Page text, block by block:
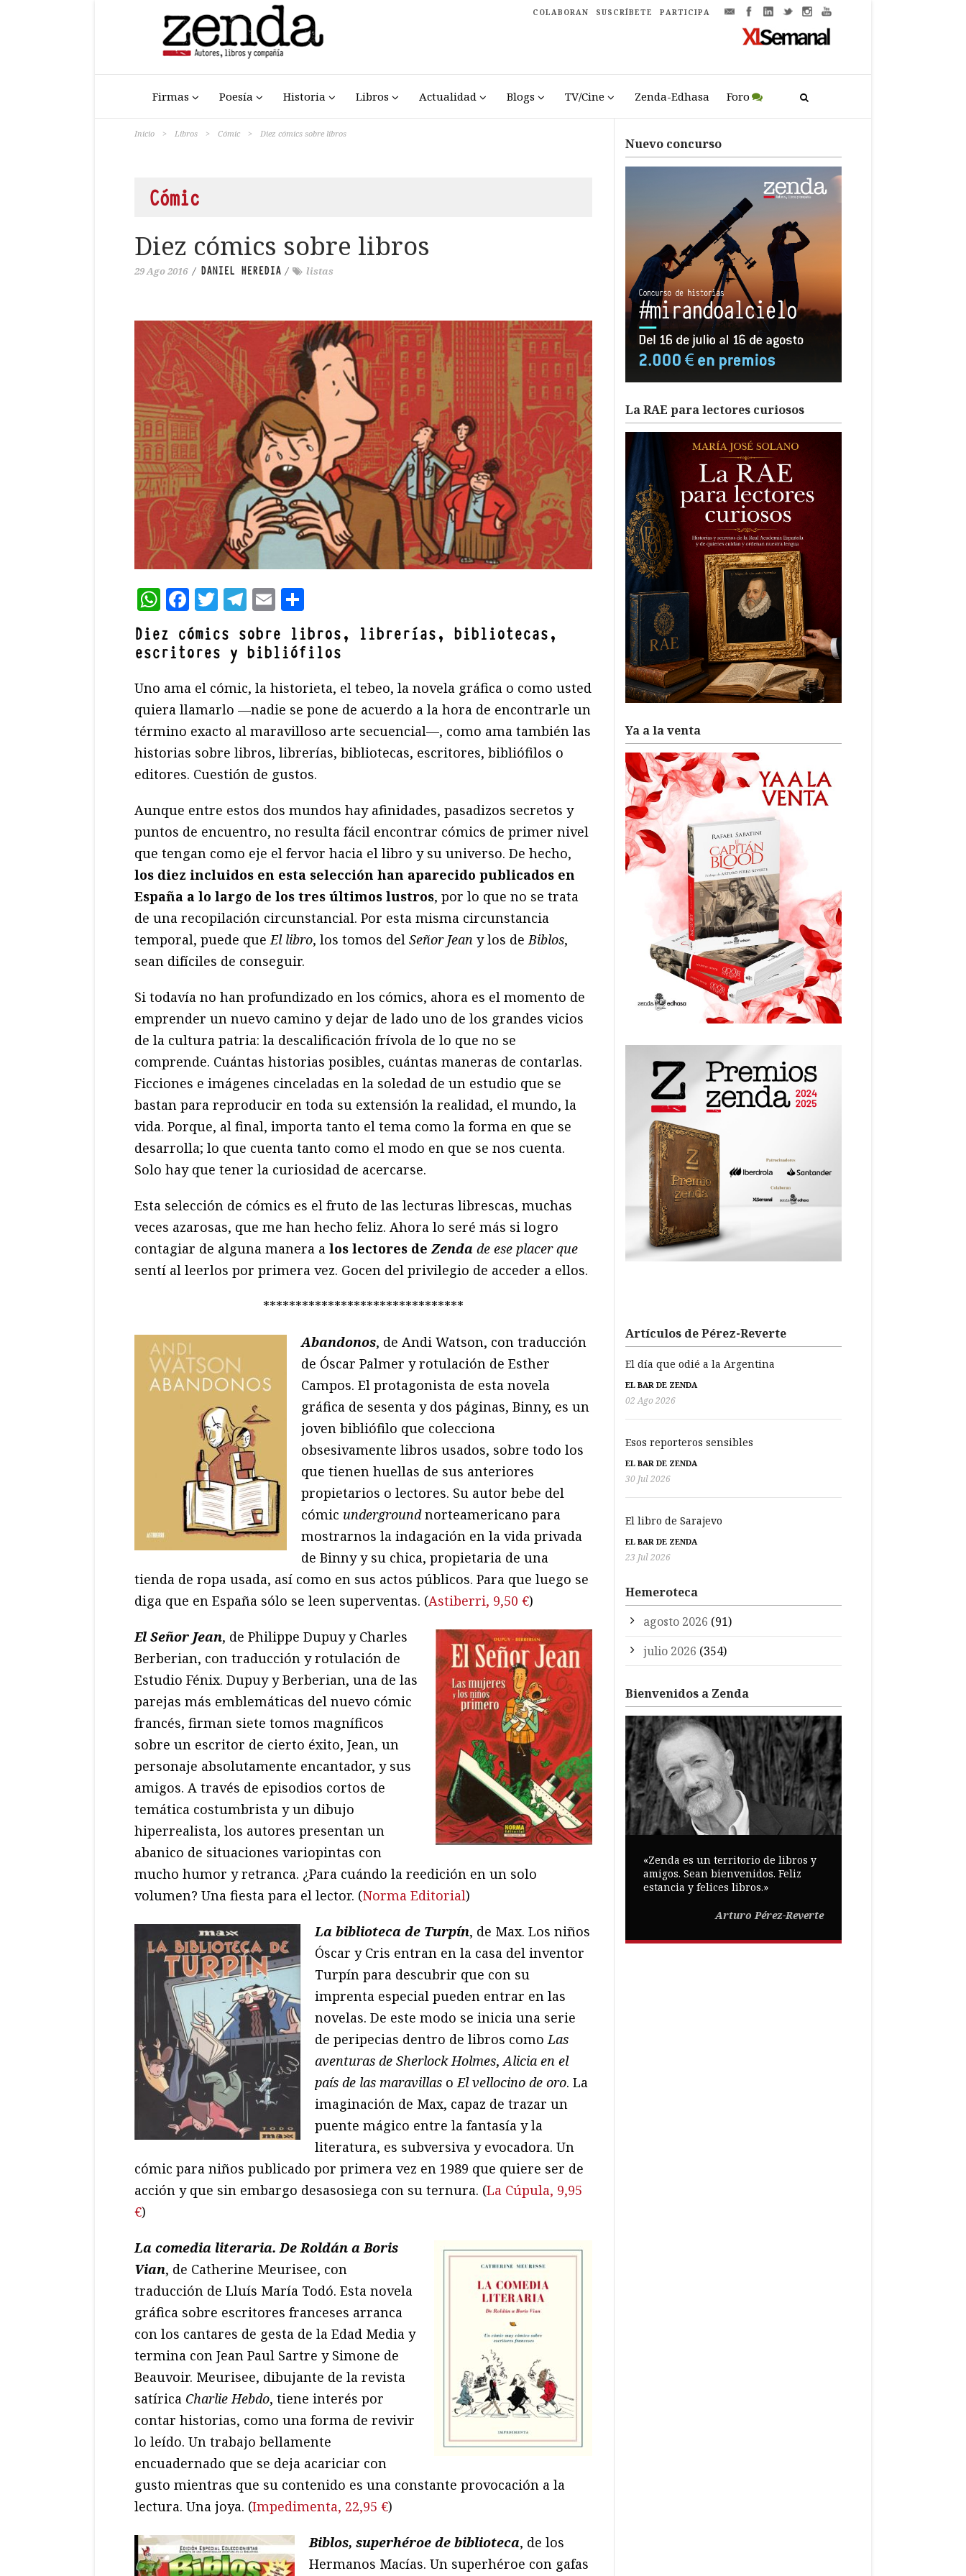
COLABORAN SUSCRÍBETE PARTICIPA
Firmas Poesía Historia Libros Actualidad Blogs TV/Cine Zenda-Edhasa Foro
Inicio > Libros > Cómic > Diez cómics sobre libros
Cómic
Diez cómics sobre libros
29 Ago 2016 / DANIEL HEREDIA / listas
WhatsApp
Facebook
Twitter
Telegram
Email
Diez cómics sobre libros, librerías, bibliotecas,
escritores y bibliófilos
Uno ama el cómic, la historieta, el tebeo, la novela gráfica o como usted
quiera llamarlo —nadie se pone de acuerdo a la hora de encontrarle un
término exacto al maravilloso arte secuencial—, como ama también las
historias sobre libros, librerías, bibliotecas, escritores, bibliófilos o
editores. Cuestión de gustos.
Aunque entre estos dos mundos hay afinidades, pasadizos secretos y
puntos de encuentro, no resulta fácil encontrar cómics de primer nivel
que tengan como eje el fervor hacia el libro y su universo. De hecho,
los diez incluidos en esta selección han aparecido publicados en
España a lo largo de los tres últimos lustros, por lo que no se trata
de una recopilación circunstancial. Por esta misma circunstancia
temporal, puede queEl libro, los tomos del Señor Jean y los deBiblos,
sean difíciles de conseguir.
Si todavía no han profundizado en los cómics, ahora es el momento de
emprender un nuevo camino y dejar de lado uno de los grandes vicios
de la cultura patria: la descalificación frívola de lo que no se
comprende. Cuántas historias posibles, cuántas maneras de contarlas.
Ficciones e imágenes cinceladas en la soledad de un estudio que se
bastan para reproducir en toda su extensión la realidad, el mundo, la
vida. Porque, al final, importa tanto el tema como la forma en que se
desarrolla; lo que cuenta tanto como el modo en que se nos cuenta.
Solo hay que tener la curiosidad de acercarse.
Esta selección de cómics es el fruto de las lecturas librescas, muchas
veces azarosas, que me han hecho feliz. Ahora lo seré más si logro
contagiar de alguna manera a los lectores de Zenda de ese placer que
sentí al leerlos por primera vez. Gocen del privilegio de acceder a ellos.
*******************************
Abandonos, de Andi Watson, con traducción
de Óscar Palmer y rotulación de Esther
Campos. El protagonista de esta novela
gráfica de sesenta y dos páginas, Binny, es un
joven bibliófilo que colecciona
obsesivamente libros usados, sobre todo los
que tienen huellas de sus anteriores
propietarios o lectores. Su autor bebe del
cómic undergroundnorteamericano para
mostrarnos la indagación en la vida privada
de Binny y su chica, propietaria de una
tienda de ropa usada, así como en sus actos públicos. Para que luego se
diga que en España sólo se leen superventas. (Astiberri, 9,50 €)
El Señor Jean, de Philippe Dupuy y Charles
Berberian, con traducción y rotulación de
Estudio Fénix. Dupuy y Berberian, una de las
parejas más emblemáticas del nuevo cómic
francés, firman siete tomos magníficos
sobre un escritor de cierto éxito, Jean, un
personaje absolutamente encantador, y sus
amigos. A través de episodios cortos de
temática costumbrista y un dibujo
hiperrealista, los autores presentan un
abanico de situaciones variopintas con
mucho humor y retranca. ¿Para cuándo la reedición en un solo
volumen? Una fiesta para el lector. (Norma Editorial)
La biblioteca de Turpín, de Max. Los niños
Óscar y Cris entran en la casa del inventor
Turpín para descubrir que con su
imprenta especial pueden entrar en las
novelas. De este modo se inicia una serie
de peripecias dentro de libros comoLas
aventuras de Sherlock Holmes,Alicia en el
país de las maravillas oEl vellocino de oro. La
imaginación de Max, capaz de trazar un
puente mágico entre la fantasía y la
literatura, es subversiva y evocadora. Un
cómic para niños publicado por primera vez en 1989 que quiere ser de
acción y que sin embargo desasosiega con su ternura. (La Cúpula, 9,95
€)
La comedia literaria. De Roldán a Boris
Vian, de Catherine Meurisee, con
traducción de Lluís María Todó. Esta novela
gráfica sobre escritores franceses arranca
con los cantares de gesta de la Edad Media y
termina con Jean Paul Sartre y Simone de
Beauvoir. Meurisee, dibujante de la revista
satírica Charlie Hebdo, tiene interés por
contar historias, como una forma de revivir
lo leído. Un trabajo bellamente
encuadernado que se deja acariciar con
gusto mientras que su contenido es una constante provocación a la
lectura. Una joya. (Impedimenta, 22,95 €)
Biblos, superhéroe de biblioteca, de los
Hermanos Macías. Un superhéroe con gafas
Nuevo concurso
La RAE para lectores curiosos
Ya a la venta
Artículos de Pérez-Reverte
El día que odié a la Argentina
EL BAR DE ZENDA
02 Ago 2026
Esos reporteros sensibles
EL BAR DE ZENDA
30 Jul 2026
El libro de Sarajevo
EL BAR DE ZENDA
23 Jul 2026
Hemeroteca
agosto 2026 (91)
julio 2026 (354)
Bienvenidos a Zenda
«Zenda es un territorio de libros y
amigos. Sean bienvenidos. Feliz
estancia y felices libros.»
Arturo Pérez-Reverte